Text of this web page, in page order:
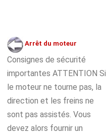
Arrêt du moteur
Consignes de sécurité
importantes ATTENTION Si
le moteur ne tourne pas, la
direction et les freins ne
sont pas assistés. Vous
devez alors fournir un